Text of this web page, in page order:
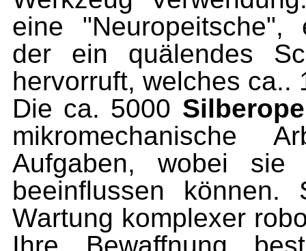
eine "Neuro­peitsche",
der ein quälendes
hervorruft, welches ca..
Die ca. 5000
mikromechanische
Aufgaben, wobei sie
beeinflussen
Wartung komplexer